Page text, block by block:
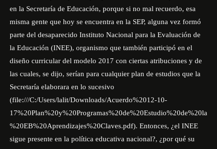
en la Secretaría de Educación, porque si no mal recuerdo, esa
misma gente que hoy se encuentra en la SEP, alguna vez formó
parte del desaparecido Instituto Nacional para la Evaluación de
la Educación (INEE), organismo que también participó en el
diseño curricular del modelo 2017 con ciertas atribuciones y de
las cuales, se dijo, serían para cualquier plan de estudios que la
Secretaría elaborara en lo sucesivo
(file:///C:/Users/lalit/Downloads/Acuerdo%2012-10-
17%20Plan%20y%20Programas%20de%20Estudio%20de%20la
%20EB%20Aprendizajes%20Claves.pdf). Entonces, ¿el INEE
sigue presente en la política educativa nacional?, ¿por qué su